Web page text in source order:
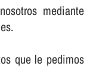
mediante
que le pedimos